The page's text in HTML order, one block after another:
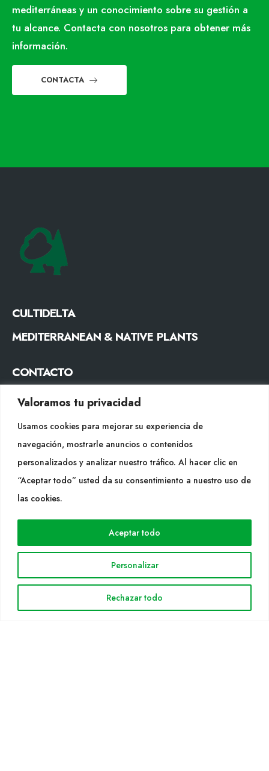
Valoramos tu privacidad
Usamos cookies para mejorar su experiencia de
navegación, mostrarle anuncios o contenidos
personalizados y analizar nuestro tráfico. Al hacer clic en
“Aceptar todo” usted da su consentimiento a nuestro uso de
las cookies.
Personalizar
Rechazar todo
Aceptar todo
mediterráneas y un conocimiento sobre su gestión a
tu alcance. Contacta con nosotros para obtener más
información.
CONTACTA
CULTIDELTA
MEDITERRANEAN & NATIVE PLANTS
CONTACTO
SÍGUENOS
WEB
Cultidelta
Especies
Noticias